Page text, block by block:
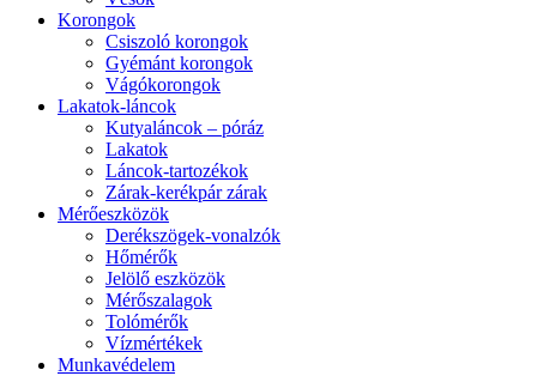
Korongok
Csiszoló korongok
Gyémánt korongok
Vágókorongok
Lakatok-láncok
Kutyaláncok – póráz
Lakatok
Láncok-tartozékok
Zárak-kerékpár zárak
Mérőeszközök
Derékszögek-vonalzók
Hőmérők
Jelölő eszközök
Mérőszalagok
Tolómérők
Vízmértékek
Munkavédelem